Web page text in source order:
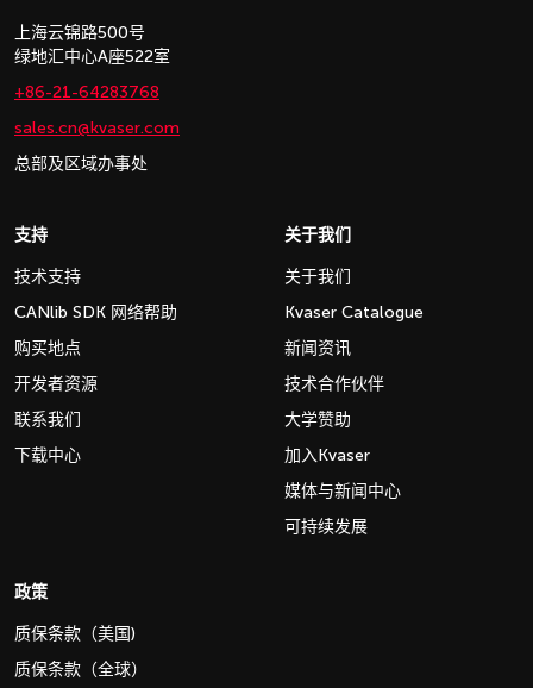
上海云锦路500号
绿地汇中心A座522室
+86-21-64283768
sales.cn@kvaser.com
总部及区域办事处
支持
技术支持
CANlib SDK 网络帮助
购买地点
开发者资源
联系我们
下载中心
关于我们
关于我们
Kvaser Catalogue
新闻资讯
技术合作伙伴
大学赞助
加入Kvaser
媒体与新闻中心
可持续发展
政策
质保条款（美国)
质保条款（全球）